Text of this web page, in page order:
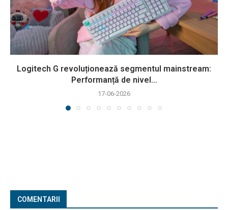
Logitech G revoluționează segmentul mainstream:
Performanță de nivel...
17-06-2026
COMENTARII